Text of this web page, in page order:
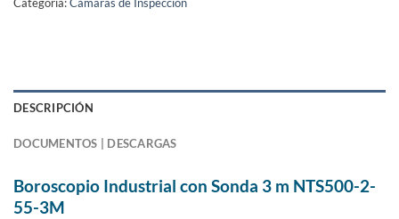
Categoría:Cámaras de Inspección
DESCRIPCIÓN
DOCUMENTOS | DESCARGAS
Boroscopio Industrial con Sonda 3 m NTS500-2-
55-3M